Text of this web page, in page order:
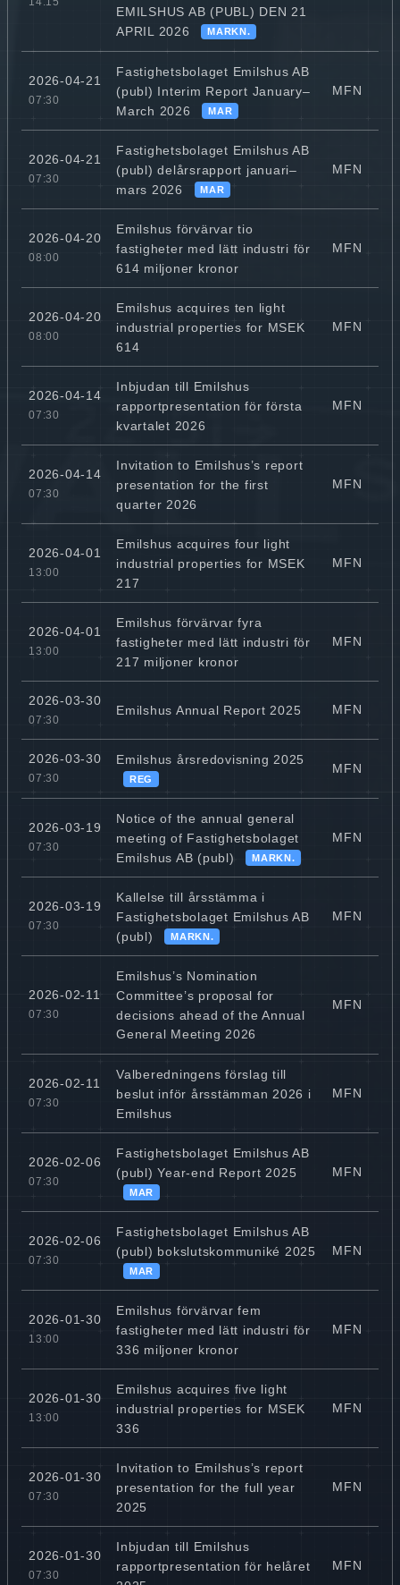
EMILSHUS AB (PUBL) DEN 21
APRIL 2026
MARKN.
2026-04-21
07:30
Fastighetsbolaget Emilshus AB
(publ) Interim Report January–
March 2026
MAR
MFN
2026-04-21
07:30
Fastighetsbolaget Emilshus AB
(publ) delårsrapport januari–
mars 2026
MAR
MFN
2026-04-20
08:00
Emilshus förvärvar tio
fastigheter med lätt industri för
614 miljoner kronor
MFN
2026-04-20
08:00
Emilshus acquires ten light
industrial properties for MSEK
614
MFN
2026-04-14
07:30
Inbjudan till Emilshus
rapportpresentation för första
kvartalet 2026
MFN
2026-04-14
07:30
Invitation to Emilshus’s report
presentation for the first
quarter 2026
MFN
2026-04-01
13:00
Emilshus acquires four light
industrial properties for MSEK
217
MFN
2026-04-01
13:00
Emilshus förvärvar fyra
fastigheter med lätt industri för
217 miljoner kronor
MFN
2026-03-30
07:30
Emilshus Annual Report 2025 MFN
2026-03-30
07:30
Emilshus årsredovisning 2025
REG
MFN
2026-03-19
07:30
Notice of the annual general
meeting of Fastighetsbolaget
Emilshus AB (publ)
MARKN.
MFN
2026-03-19
07:30
Kallelse till årsstämma i
Fastighetsbolaget Emilshus AB
(publ)
MARKN.
MFN
2026-02-11
07:30
Emilshus’s Nomination
Committee’s proposal for
decisions ahead of the Annual
General Meeting 2026
MFN
2026-02-11
07:30
Valberedningens förslag till
beslut inför årsstämman 2026 i
Emilshus
MFN
2026-02-06
07:30
Fastighetsbolaget Emilshus AB
(publ) Year-end Report 2025
MAR
MFN
2026-02-06
07:30
Fastighetsbolaget Emilshus AB
(publ) bokslutskommuniké 2025
MAR
MFN
2026-01-30
13:00
Emilshus förvärvar fem
fastigheter med lätt industri för
336 miljoner kronor
MFN
2026-01-30
13:00
Emilshus acquires five light
industrial properties for MSEK
336
MFN
2026-01-30
07:30
Invitation to Emilshus’s report
presentation for the full year
2025
MFN
2026-01-30
07:30
Inbjudan till Emilshus
rapportpresentation för helåret
MFN